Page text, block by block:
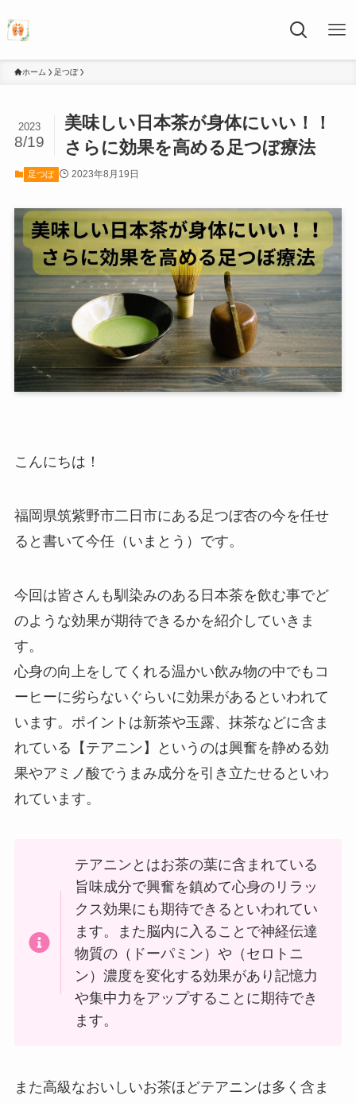
ホーム 足つぼ
美味しい日本茶が身体にいい！！
さらに効果を高める足つぼ療法
2023
8/19
足つぼ 2023年8月19日
こんにちは！
福岡県筑紫野市二日市にある足つぼ杏の今を任せ
ると書いて今任（いまとう）です。
今回は皆さんも馴染みのある日本茶を飲む事でど
のような効果が期待できるかを紹介していきま
す。
心身の向上をしてくれる温かい飲み物の中でもコ
ーヒーに劣らないぐらいに効果があるといわれて
います。ポイントは新茶や玉露、抹茶などに含ま
れている【テアニン】というのは興奮を静める効
果やアミノ酸でうまみ成分を引き立たせるといわ
れています。
テアニンとはお茶の葉に含まれている
旨味成分で興奮を鎮めて心身のリラッ
クス効果にも期待できるといわれてい
ます。また脳内に入ることで神経伝達
物質の（ドーパミン）や（セロトニ
ン）濃度を変化する効果があり記憶力
や集中力をアップすることに期待でき
ます。
また高級なおいしいお茶ほどテアニンは多く含ま